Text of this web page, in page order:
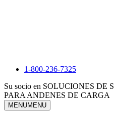
1-800-236-7325
Su socio en SOLUCIONES
PARA ANDENES DE CARGA
MENUMENU